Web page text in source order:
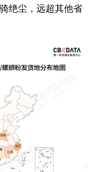
绝尘，远超其他省